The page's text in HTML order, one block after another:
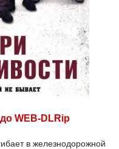
WEB-DLRip
в железнодорожной